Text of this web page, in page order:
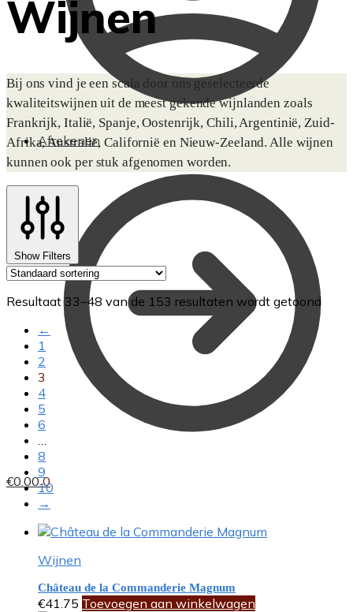
Afrekenen
€0.00 0
Wijnen
Bij ons vind je een scala door ons geselecteerde
kwaliteitswijnen uit de meest gekende wijnlanden zoals
Frankrijk, Italië, Spanje, Oostenrijk, Chili, Argentinië, Zuid-
Afrika, Australië, Californië en Nieuw-Zeeland. Alle wijnen
kunnen ook per stuk afgenomen worden.
Show Filters
Resultaat 33–48 van de 153 resultaten wordt getoond
←
1
2
3
4
5
6
…
8
9
10
→
Wijnen
Château de la Commanderie Magnum
€41.75 Toevoegen aan winkelwagen